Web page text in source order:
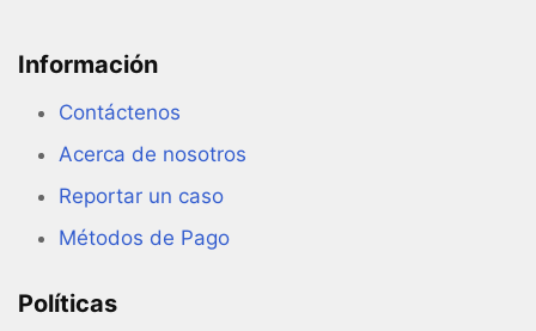
opciones
pueden
elegir
en
producto
Información
Contáctenos
Acerca de nosotros
Reportar un caso
Métodos de Pago
Políticas